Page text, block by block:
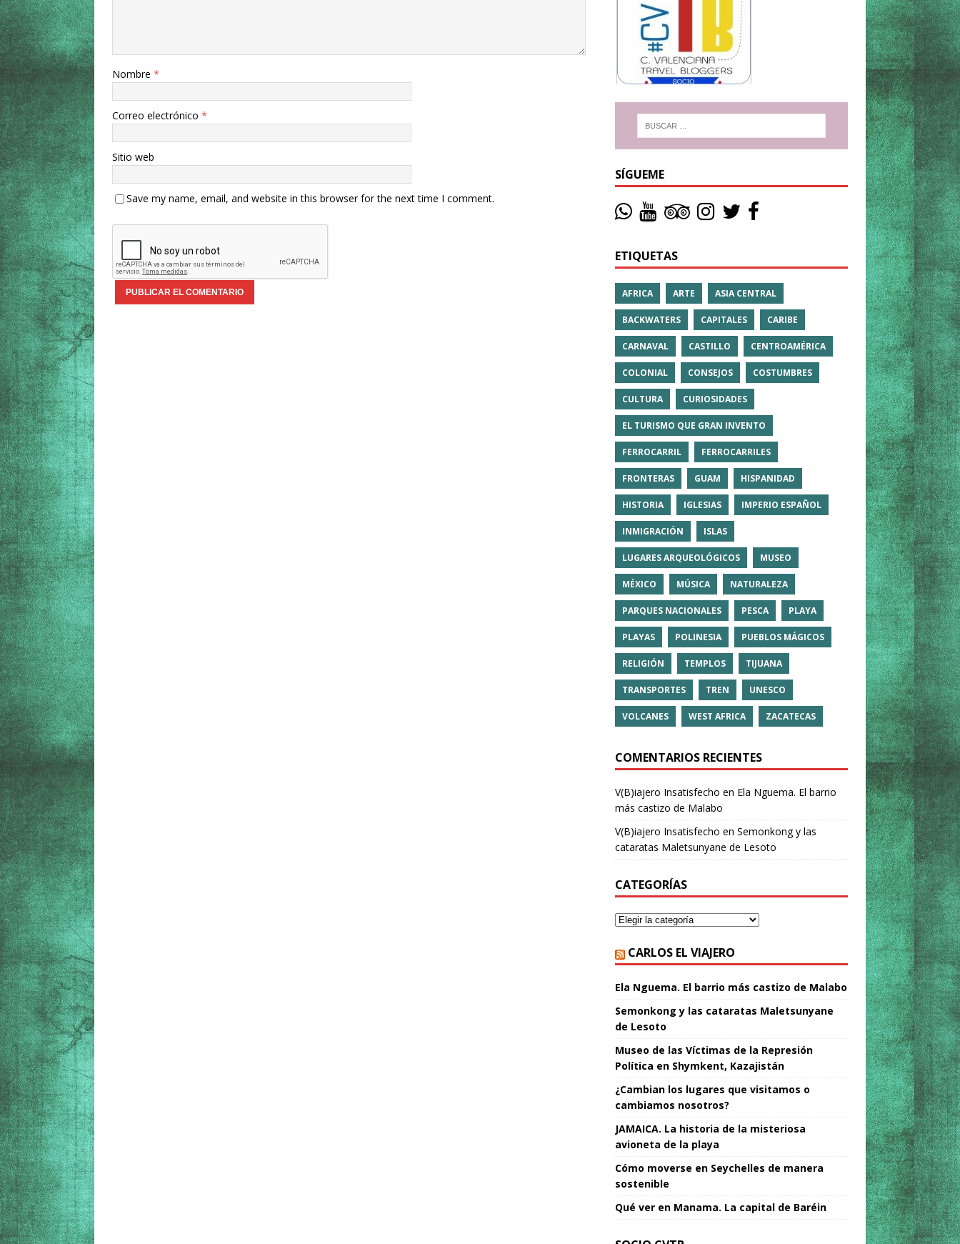
Nombre *
Correo electrónico *
Sitio web
Save my name, email, and website in this browser for the next time I comment.
SÍGUEME
ETIQUETAS
AFRICA ARTE ASIA CENTRAL
BACKWATERS CAPITALES CARIBE
CARNAVAL CASTILLO CENTROAMÉRICA
COLONIAL CONSEJOS COSTUMBRES
CULTURA CURIOSIDADES
EL TURISMO QUE GRAN INVENTO
FERROCARRIL FERROCARRILES
FRONTERAS GUAM HISPANIDAD
HISTORIA IGLESIAS IMPERIO ESPAÑOL
INMIGRACIÓN ISLAS
LUGARES ARQUEOLÓGICOS MUSEO
MÉXICO MÚSICA NATURALEZA
PARQUES NACIONALES PESCA PLAYA
PLAYAS POLINESIA PUEBLOS MÁGICOS
RELIGIÓN TEMPLOS TIJUANA
TRANSPORTES TREN UNESCO
VOLCANES WEST AFRICA ZACATECAS
COMENTARIOS RECIENTES
V(B)iajero Insatisfecho en Ela Nguema. El barrio
más castizo de Malabo
V(B)iajero Insatisfecho en Semonkong y las
cataratas Maletsunyane de Lesoto
CATEGORÍAS
CARLOS EL VIAJERO
Ela Nguema. El barrio más castizo de Malabo
Semonkong y las cataratas Maletsunyane
de Lesoto
Museo de las Víctimas de la Represión
Política en Shymkent, Kazajistán
¿Cambian los lugares que visitamos o
cambiamos nosotros?
JAMAICA. La historia de la misteriosa
avioneta de la playa
Cómo moverse en Seychelles de manera
sostenible
Qué ver en Manama. La capital de Baréin